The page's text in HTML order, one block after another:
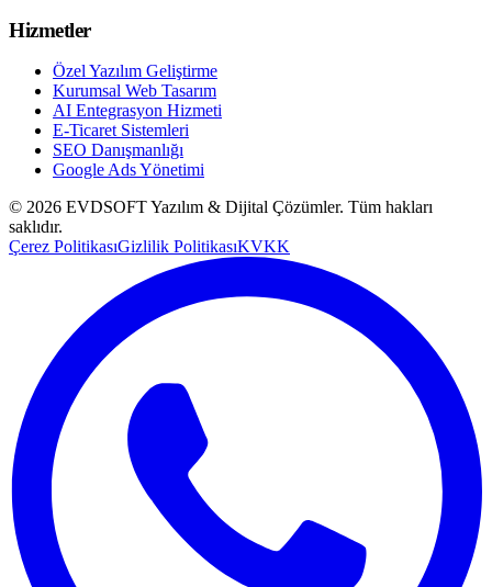
Hizmetler
Özel Yazılım Geliştirme
Kurumsal Web Tasarım
AI Entegrasyon Hizmeti
E-Ticaret Sistemleri
SEO Danışmanlığı
Google Ads Yönetimi
© 2026 EVDSOFT Yazılım & Dijital Çözümler. Tüm hakları
saklıdır.
Çerez PolitikasıGizlilik PolitikasıKVKK